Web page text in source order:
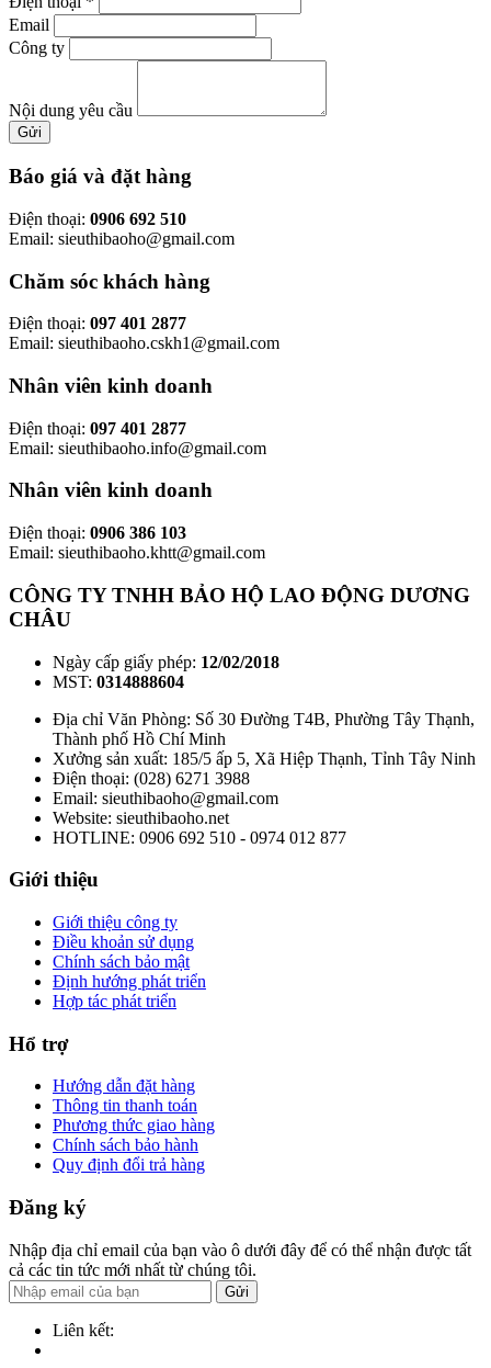
Email
Công ty
Nội dung yêu cầu
Gửi
Báo giá và đặt hàng
Điện thoại: 0906 692 510
Email: sieuthibaoho@gmail.com
Chăm sóc khách hàng
Điện thoại: 097 401 2877
Email: sieuthibaoho.cskh1@gmail.com
Nhân viên kinh doanh
Điện thoại: 097 401 2877
Email: sieuthibaoho.info@gmail.com
Nhân viên kinh doanh
Điện thoại: 0906 386 103
Email: sieuthibaoho.khtt@gmail.com
CÔNG TY TNHH BẢO HỘ LAO ĐỘNG DƯƠNG
CHÂU
Ngày cấp giấy phép: 12/02/2018
MST: 0314888604
Địa chỉ Văn Phòng: Số 30 Đường T4B, Phường Tây Thạnh,
Thành phố Hồ Chí Minh
Xưởng sản xuất: 185/5 ấp 5, Xã Hiệp Thạnh, Tỉnh Tây Ninh
Điện thoại: (028) 6271 3988
Email: sieuthibaoho@gmail.com
Website: sieuthibaoho.net
HOTLINE: 0906 692 510 - 0974 012 877
Giới thiệu
Giới thiệu công ty
Điều khoản sử dụng
Chính sách bảo mật
Định hướng phát triển
Hợp tác phát triển
Hổ trợ
Hướng dẫn đặt hàng
Thông tin thanh toán
Phương thức giao hàng
Chính sách bảo hành
Quy định đổi trả hàng
Đăng ký
Nhập địa chỉ email của bạn vào ô dưới đây để có thể nhận được tất
cả các tin tức mới nhất từ chúng tôi.
Gửi
Liên kết: